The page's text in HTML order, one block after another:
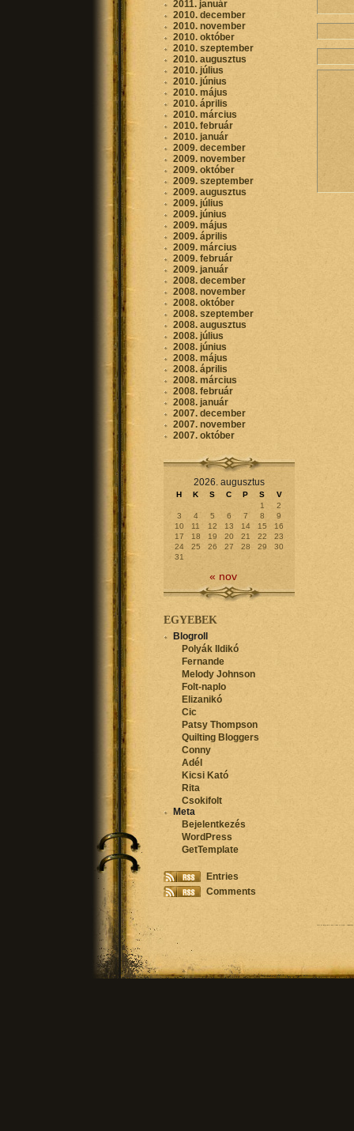
2011. január
2010. december
2010. november
2010. október
2010. szeptember
2010. augusztus
2010. július
2010. június
2010. május
2010. április
2010. március
2010. február
2010. január
2009. december
2009. november
2009. október
2009. szeptember
2009. augusztus
2009. július
2009. június
2009. május
2009. április
2009. március
2009. február
2009. január
2008. december
2008. november
2008. október
2008. szeptember
2008. augusztus
2008. július
2008. június
2008. május
2008. április
2008. március
2008. február
2008. január
2007. december
2007. november
2007. október
2026. augusztus
H K S C P S
V
1
2
3
4 5 6 7 8
9
10
11 12 13 14 15
16
17
18 19 20 21 22
23
24
25 26 27 28 29
30
31
« nov
EGYEBEK
Blogroll
Polyák Ildikó
Fernande
Melody Johnson
Folt-naplo
Elizanikó
Cic
Patsy Thompson
Quilting Bloggers
Conny
Adél
Kicsi Kató
Rita
Csokifolt
Meta
Bejelentkezés
WordPress
GetTemplate
Entries
Comments